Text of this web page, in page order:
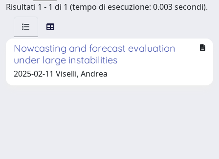
Risultati 1 - 1 di 1 (tempo di esecuzione: 0.003 secondi).
Nowcasting and forecast evaluation
under large instabilities
2025-02-11 Viselli, Andrea